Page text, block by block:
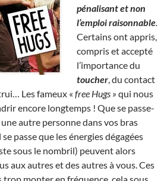
pénalisant et non
l’emploi raisonnable
Certains ont appris,
compris et accepté
l’importance du
toucher , du contact
Les fameux « free Hugs » qui nous
encore longtemps ! Que se passe-
autre personne dans vos bras
passe que les énergies dégagées
sous le nombril) peuvent alors
aux autres et des autres à vous. Ces
trop monter en fréquence, cela sous